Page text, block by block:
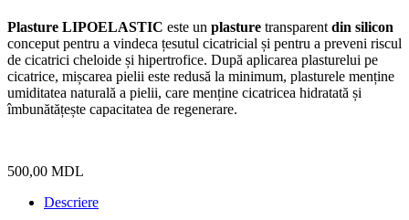
Plasture LIPOELASTIC este un plasture transparent din silicon
conceput pentru a vindeca țesutul cicatricial și pentru a preveni riscul
de cicatrici cheloide și hipertrofice. După aplicarea plasturelui pe
cicatrice, mișcarea pielii este redusă la minimum, plasturele menține
umiditatea naturală a pielii, care menține cicatricea hidratată și
îmbunătățește capacitatea de regenerare.
500,00 MDL
Descriere